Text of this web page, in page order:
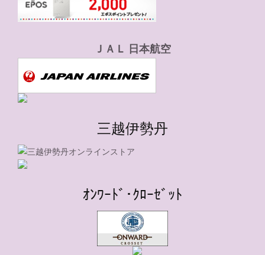
ＪＡＬ 日本航空
三越伊勢丹
ｵﾝﾜｰﾄﾞ･ｸﾛｰｾﾞｯﾄ